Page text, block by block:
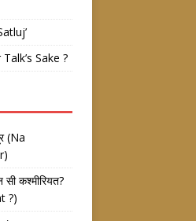
Talk’s Sake ?
(Na
सी कश्मीरियत?
?)